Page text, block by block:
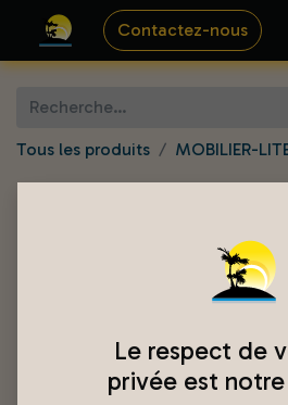
Contactez-nous
Tous les produits MOBILIER-
Le respect de
privée est